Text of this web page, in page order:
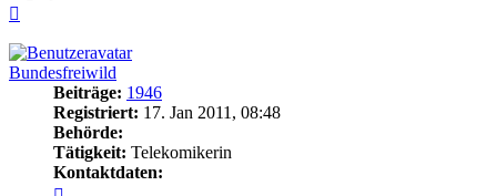
Bundesfreiwild
Beiträge: 1946
Registriert: 17. Jan 2011, 08:48
Behörde:
Tätigkeit: Telekomikerin
Kontaktdaten: